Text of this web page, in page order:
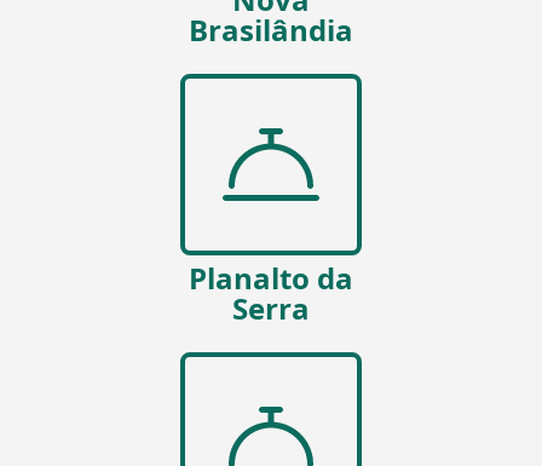
Brasilândia
Planalto da
Serra